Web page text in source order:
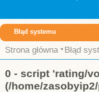
Błąd systemu
Strona główna Błąd
0 - script 'rating/
(/home/